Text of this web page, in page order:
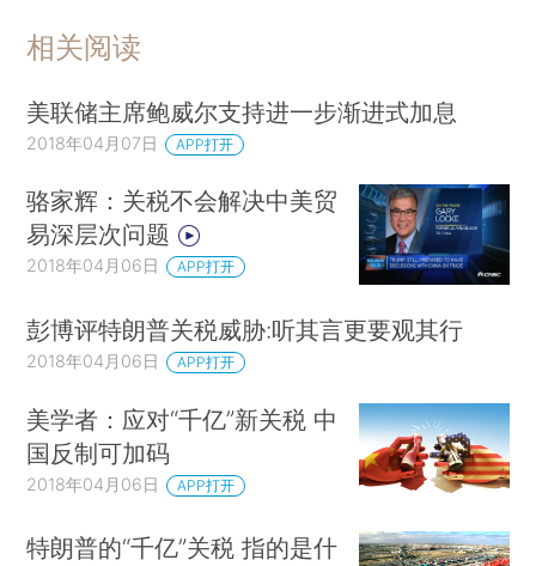
相关阅读
美联储主席鲍威尔支持进一步渐进式加息
2018年04月07日 APP打开
骆家辉：关税不会解决中美贸
易深层次问题
2018年04月06日 APP打开
彭博评特朗普关税威胁:听其言更要观其行
2018年04月06日 APP打开
美学者：应对“千亿”新关税 中
国反制可加码
2018年04月06日 APP打开
特朗普的“千亿”关税 指的是什